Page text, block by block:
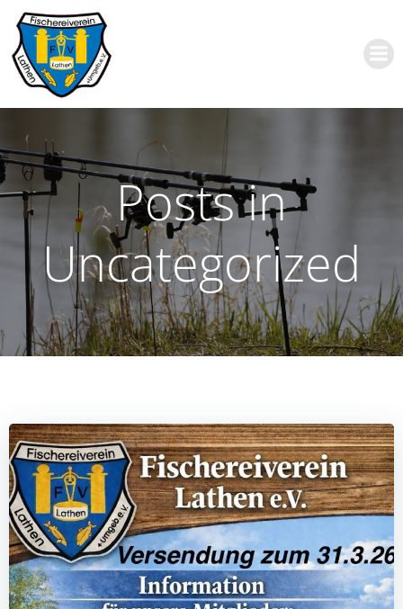
Posts in
Uncategorized